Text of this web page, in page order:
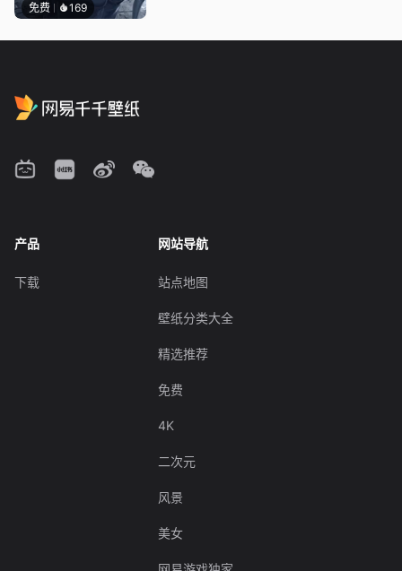
免费 169
产品
下载
网站导航
站点地图
壁纸分类大全
精选推荐
免费
4K
二次元
风景
美女